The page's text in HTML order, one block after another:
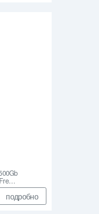
Fre…
подробно